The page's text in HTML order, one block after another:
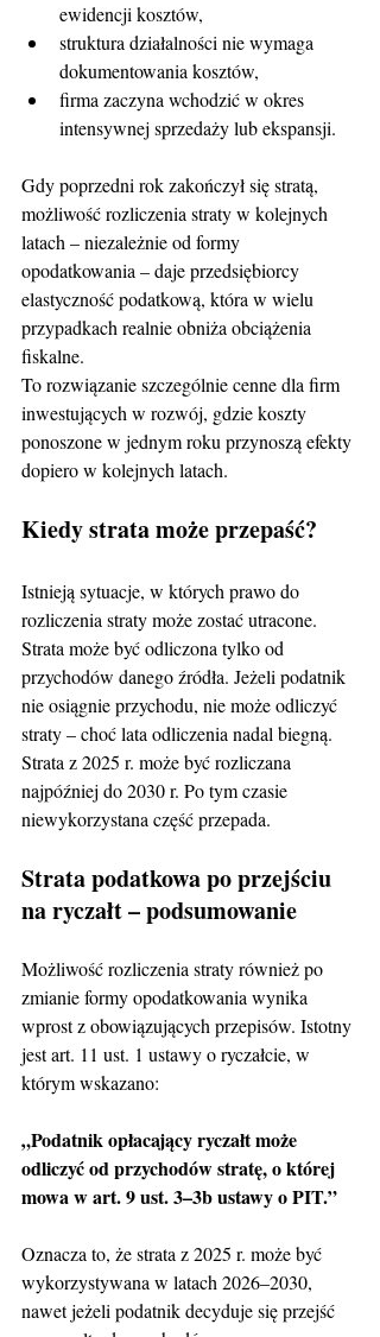
ewidencji kosztów,
struktura działalności nie wymaga
dokumentowania kosztów,
firma zaczyna wchodzić w okres
intensywnej sprzedaży lub ekspansji.
Gdy poprzedni rok zakończył się stratą,
możliwość rozliczenia straty w kolejnych
latach – niezależnie od formy
opodatkowania – daje przedsiębiorcy
elastyczność podatkową, która w wielu
przypadkach realnie obniża obciążenia
fiskalne.
To rozwiązanie szczególnie cenne dla firm
inwestujących w rozwój, gdzie koszty
ponoszone w jednym roku przynoszą efekty
dopiero w kolejnych latach.
Kiedy strata może przepaść?
Istnieją sytuacje, w których prawo do
rozliczenia straty może zostać utracone.
Strata może być odliczona tylko od
przychodów danego źródła. Jeżeli podatnik
nie osiągnie przychodu, nie może odliczyć
straty – choć lata odliczenia nadal biegną.
Strata z 2025 r. może być rozliczana
najpóźniej do 2030 r. Po tym czasie
niewykorzystana część przepada.
Strata podatkowa po przejściu
na ryczałt – podsumowanie
Możliwość rozliczenia straty również po
zmianie formy opodatkowania wynika
wprost z obowiązujących przepisów. Istotny
jest art. 11 ust. 1 ustawy o ryczałcie, w
którym wskazano:
„Podatnik opłacający ryczałt może
odliczyć od przychodów stratę, o której
mowa w art. 9 ust. 3–3b ustawy o PIT.”
Oznacza to, że strata z 2025 r. może być
wykorzystywana w latach 2026–2030,
nawet jeżeli podatnik decyduje się przejść